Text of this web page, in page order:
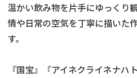
温かい飲み物を片手にゆっくり
情や日常の空気を丁寧に描いた
す。
『国宝』『アイネクライネナハ